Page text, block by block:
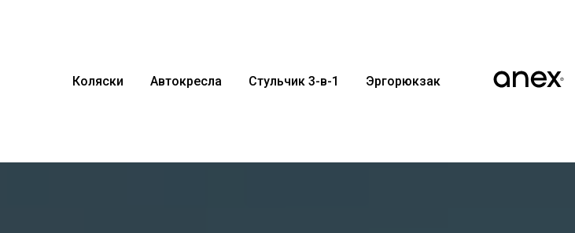
Коляски Автокресла Стульчик 3-в-1 Эргорюкзак